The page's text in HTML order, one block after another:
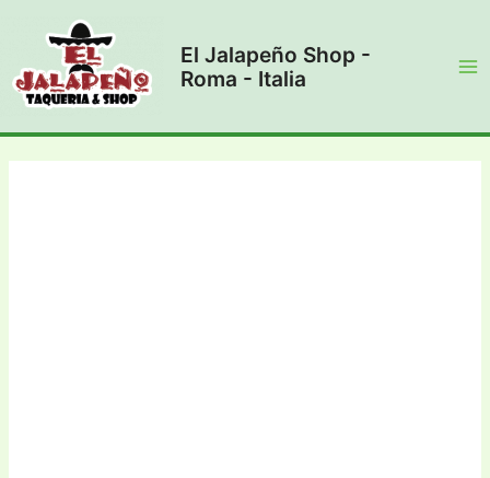
contenuto
El Jalapeño Shop -
Roma - Italia